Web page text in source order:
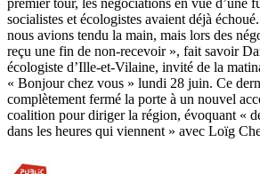
socialistes et écologistes avaient déjà
nous avions tendu la main, mais lors des
reçu une fin de non-recevoir », fait savoir
écologiste d’Ille-et-Vilaine, invité de la
« Bonjour chez vous » lundi 28 juin. Ce
complètement fermé la porte à un nouvel
coalition pour diriger la région, évoquant «
dans les heures qui viennent » avec Loïg